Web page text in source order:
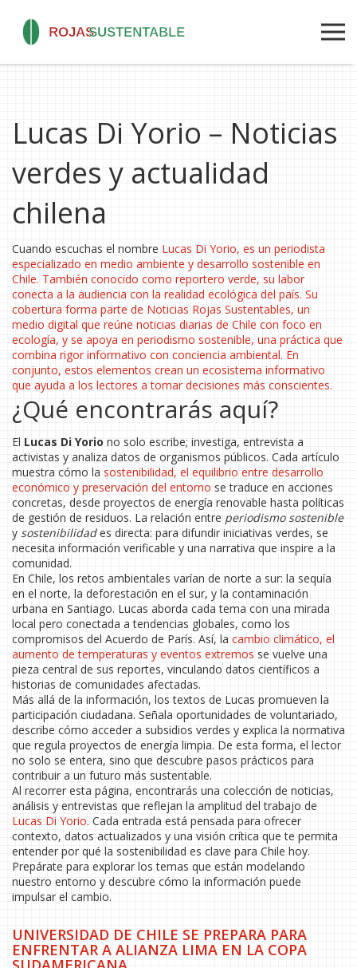
Lucas Di Yorio – Noticias
verdes y actualidad
chilena
Cuando escuchas el nombre Lucas Di Yorio, es un periodista
especializado en medio ambiente y desarrollo sostenible en
Chile. También conocido como reportero verde, su labor
conecta a la audiencia con la realidad ecológica del país. Su
cobertura forma parte de Noticias Rojas Sustentables, un
medio digital que reúne noticias diarias de Chile con foco en
ecología, y se apoya en periodismo sostenible, una práctica que
combina rigor informativo con conciencia ambiental. En
conjunto, estos elementos crean un ecosistema informativo
que ayuda a los lectores a tomar decisiones más conscientes.
¿Qué encontrarás aquí?
El Lucas Di Yorio no solo escribe; investiga, entrevista a
activistas y analiza datos de organismos públicos. Cada artículo
muestra cómo la sostenibilidad, el equilibrio entre desarrollo
económico y preservación del entorno se traduce en acciones
concretas, desde proyectos de energía renovable hasta políticas
de gestión de residuos. La relación entre periodismo sostenible
y sostenibilidades directa: para difundir iniciativas verdes, se
necesita información verificable y una narrativa que inspire a la
comunidad.
En Chile, los retos ambientales varían de norte a sur: la sequía
en el norte, la deforestación en el sur, y la contaminación
urbana en Santiago. Lucas aborda cada tema con una mirada
local pero conectada a tendencias globales, como los
compromisos del Acuerdo de París. Así, la cambio climático, el
aumento de temperaturas y eventos extremos se vuelve una
pieza central de sus reportes, vinculando datos científicos a
historias de comunidades afectadas.
Más allá de la información, los textos de Lucas promueven la
participación ciudadana. Señala oportunidades de voluntariado,
describe cómo acceder a subsidios verdes y explica la normativa
que regula proyectos de energía limpia. De esta forma, el lector
no solo se entera, sino que descubre pasos prácticos para
contribuir a un futuro más sustentable.
Al recorrer esta página, encontrarás una colección de noticias,
análisis y entrevistas que reflejan la amplitud del trabajo de
Lucas Di Yorio. Cada entrada está pensada para ofrecer
contexto, datos actualizados y una visión crítica que te permita
entender por qué la sostenibilidad es clave para Chile hoy.
Prepárate para explorar los temas que están modelando
nuestro entorno y descubre cómo la información puede
impulsar el cambio.
UNIVERSIDAD DE CHILE SE PREPARA PARA
ENFRENTAR A ALIANZA LIMA EN LA COPA